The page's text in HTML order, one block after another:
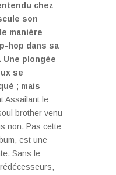
chez
son
manière
hop dans sa
Une plongée
se
; mais
Assailant le
brother venu
non. Pas cette
est une
Sans le